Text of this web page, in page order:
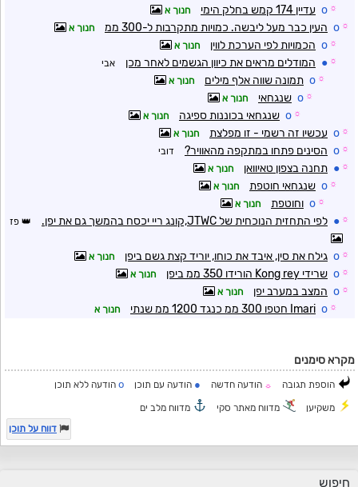
☼
o עדיין 174 קמש בחלק הימי חנוך א
☼
o העין כבר מעל ליבשה. כמויות מתקרבות ל-300 ממ חנוך א
☼
o הכמויות לפי הערכת לווין חנוך א
☼
● המודלים מראים את כיוון הגשמים לאחר מכן אבי
☼
o תמונה שווה אלף מילים חנוך א
☼
o שנגחאי חנוך א
☼
o שנגחאי בכוננות ספיגה חנוך א
☼
o עכשיו זה רשמי - זו מפלצת חנוך א
☼
o הסינים פתחו במתקפה מהאוויר? דובי
☼
● תחנה בצפון טאיוואן חנוך א
☼
o שנגחאי חוטפת חנוך א
☼
o וחוטפת חנוך א
☼
● לפי התחזית הנוכחית של JTWC,קונג ריי יכסח בהמשך גם את יפן. פז
☼
o גילח את סין, איבד את כוחו, יוריד קצת גשם ביפן חנוך א
☼
o שרידי Kong rey הורידו 350 ממ ביפן חנוך א
☼
o המצב במערב יפן חנוך א
☼
o Imari חטפו 300 ממ כנגד 1200 ממ שנתי חנוך א
מקרא סימנים
הוספת תגובה ☼ הודעה חדשה ● הודעה עם תוכן o הודעה ללא תוכן
משקיען מדווח מאתר סקי
מדווח מלב ים
דווח על תוכן
חיפוש